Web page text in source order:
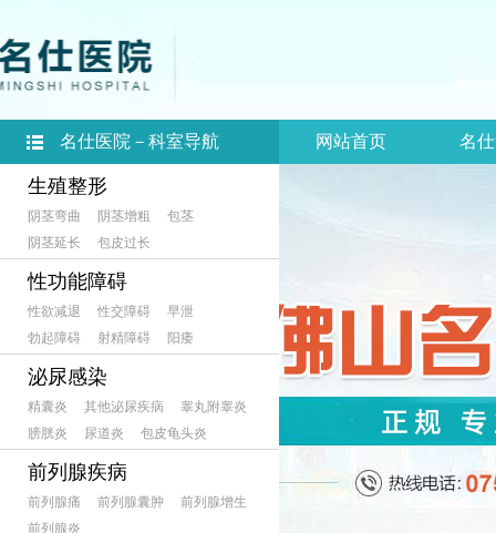
生殖整形
阴茎弯曲 阴茎增粗
包茎
阴茎延长
包皮过长
性功能障碍
性欲减退 性交障碍
早泄
勃起障碍
射精障碍 阳痿
泌尿感染
精囊炎 其他泌尿疾病
睾丸附睾炎
膀胱炎
尿道炎 包皮龟头炎
前列腺疾病
前列腺痛 前列腺囊肿
前列腺增生
前列腺炎
名仕医院－科室导航 网站首页 名